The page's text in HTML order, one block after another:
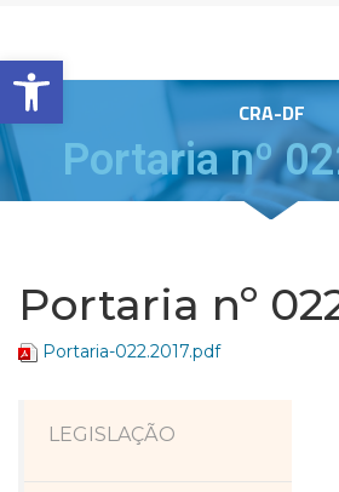
Barra de Ferramentas Aberta
CRA-DF
Portaria nº
Portaria nº
Portaria-022.2017.pdf
LEGISLAÇÃO